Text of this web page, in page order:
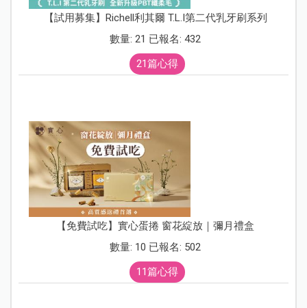
【試用募集】Richell利其爾 T.L.I第二代乳牙刷系列
數量: 21 已報名: 432
21篇心得
【免費試吃】實心蛋捲 窗花綻放｜彌月禮盒
數量: 10 已報名: 502
11篇心得